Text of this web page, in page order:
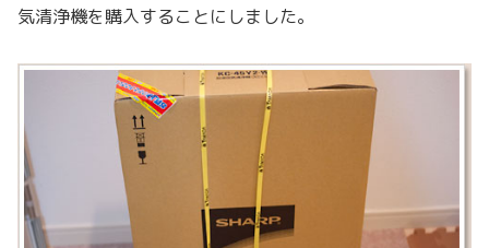
気清浄機を購入することにしました。